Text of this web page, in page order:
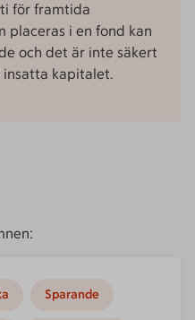
för framtida
placeras i en fond kan
och det är inte säkert
kapitalet.
Sparande